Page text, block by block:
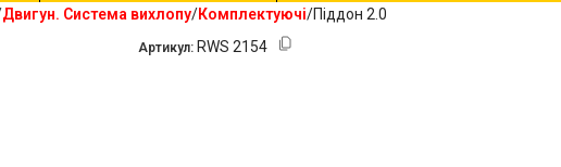
Двигун. Система вихлопу Комплектуючі Піддон 2.0
Артикул: RWS 2154